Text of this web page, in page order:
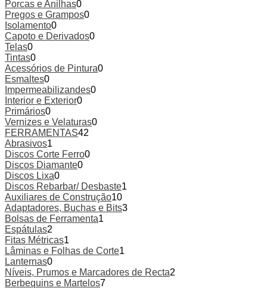
Porcas e Anilhas0
Pregos e Grampos0
Isolamento0
Capoto e Derivados0
Telas0
Tintas0
Acessórios de Pintura0
Esmaltes0
Impermeabilizandes0
Interior e Exterior0
Primários0
Vernizes e Velaturas0
FERRAMENTAS42
Abrasivos1
Discos Corte Ferro0
Discos Diamante0
Discos Lixa0
Discos Rebarbar/ Desbaste1
Auxiliares de Construção10
Adaptadores, Buchas e Bits3
Bolsas de Ferramenta1
Espátulas2
Fitas Métricas1
Lâminas e Folhas de Corte1
Lanternas0
Níveis, Prumos e Marcadores de Recta2
Berbequins e Martelos7